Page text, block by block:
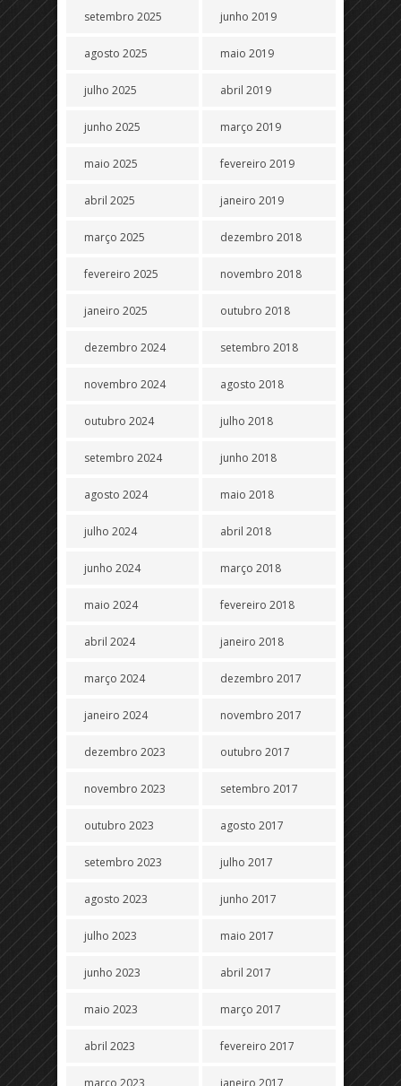
setembro 2025
agosto 2025
julho 2025
junho 2025
maio 2025
abril 2025
março 2025
fevereiro 2025
janeiro 2025
dezembro 2024
novembro 2024
outubro 2024
setembro 2024
agosto 2024
julho 2024
junho 2024
maio 2024
abril 2024
março 2024
janeiro 2024
dezembro 2023
novembro 2023
outubro 2023
setembro 2023
agosto 2023
julho 2023
junho 2023
maio 2023
abril 2023
março 2023
junho 2019
maio 2019
abril 2019
março 2019
fevereiro 2019
janeiro 2019
dezembro 2018
novembro 2018
outubro 2018
setembro 2018
agosto 2018
julho 2018
junho 2018
maio 2018
abril 2018
março 2018
fevereiro 2018
janeiro 2018
dezembro 2017
novembro 2017
outubro 2017
setembro 2017
agosto 2017
julho 2017
junho 2017
maio 2017
abril 2017
março 2017
fevereiro 2017
janeiro 2017